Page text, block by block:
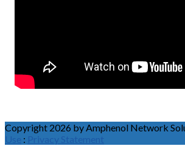
Copyright 2026 by Amphenol Network
Use : Privacy Statement